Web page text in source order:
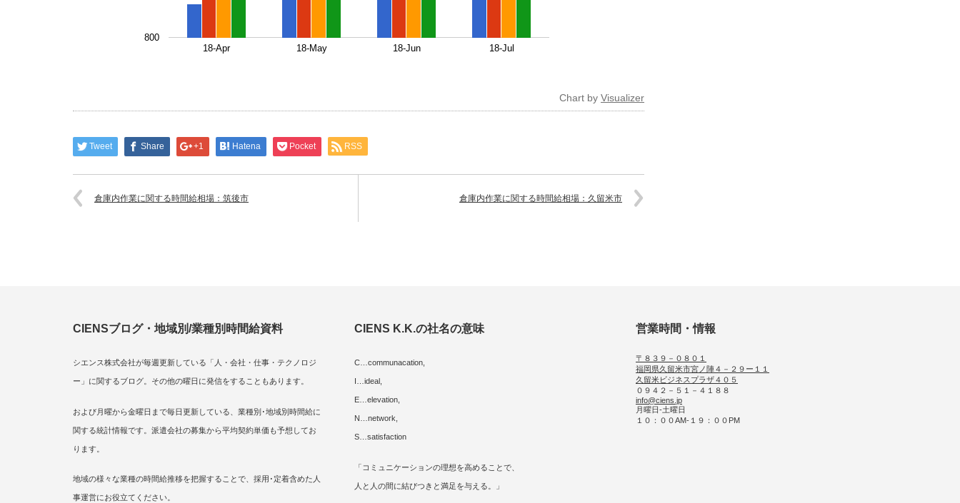
18-Apr 18-May 18-Jun 18-Jul
800
Chart by Visualizer
Tweet Share +1 Hatena Pocket RSS
倉庫内作業に関する時間給相場：筑後市 倉庫内作業に関する時間給相場：久留米市
CIENSブログ・地域別/業種別時間給資料
シエンス株式会社が毎週更新している「人・会社・仕事・テクノロジ
ー」に関するブログ。その他の曜日に発信をすることもあります。
および月曜から金曜日まで毎日更新している、業種別･地域別時間給に
関する統計情報です。派遣会社の募集から平均契約単価も予想してお
ります。
地域の様々な業種の時間給推移を把握することで、採用･定着含めた人
事運営にお役立てください。
CIENS K.K.の社名の意味
C…communacation,
I…ideal,
E…elevation,
N…network,
S…satisfaction
「コミュニケーションの理想を高めることで、
人と人の間に結びつきと満足を与える。」
営業時間・情報
〒８３９－０８０１
福岡県久留米市宮ノ陣４－２９ー１１
久留米ビジネスプラザ４０５
０９４２－５１－４１８８
info@ciens.jp
月曜日-土曜日
１０：００AM-１９：００PM